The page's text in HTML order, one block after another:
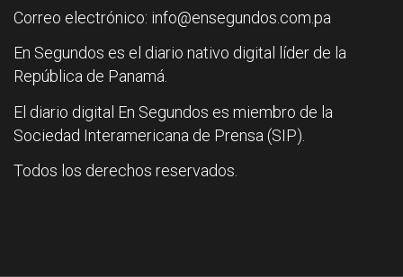
Correo electrónico: info@ensegundos.com.pa
En Segundos es el diario nativo digital líder de la
República de Panamá.
El diario digital En Segundos es miembro de la
Sociedad Interamericana de Prensa (SIP).
Todos los derechos reservados.